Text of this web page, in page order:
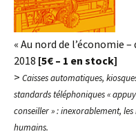
« Au nord de l’économie
2018 [5€ – 1 en stock]
> Caisses automatiques,
standards téléphoniques «
conseiller » : inexorablement,
humains.